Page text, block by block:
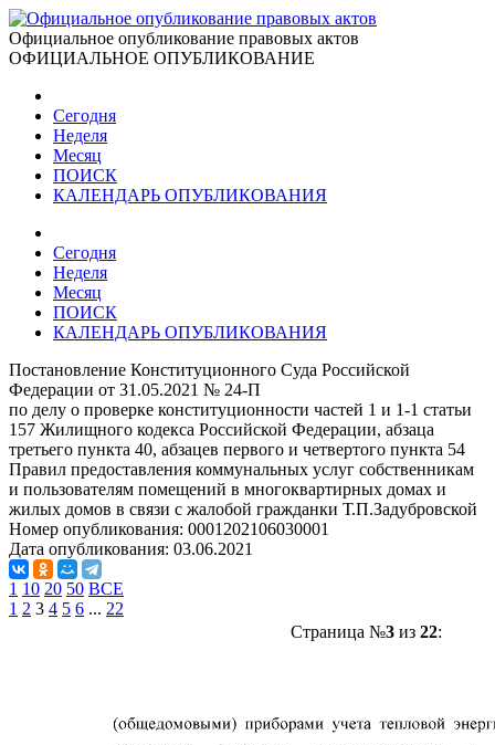
Официальное опубликование правовых актов
ОФИЦИАЛЬНОЕ ОПУБЛИКОВАНИЕ
Сегодня
Неделя
Месяц
ПОИСК
КАЛЕНДАРЬ ОПУБЛИКОВАНИЯ
Сегодня
Неделя
Месяц
ПОИСК
КАЛЕНДАРЬ ОПУБЛИКОВАНИЯ
Постановление Конституционного Суда Российской
Федерации от 31.05.2021 № 24-П
по делу о проверке конституционности частей 1 и 1-1 статьи
157 Жилищного кодекса Российской Федерации, абзаца
третьего пункта 40, абзацев первого и четвертого пункта 54
Правил предоставления коммунальных услуг собственникам
и пользователям помещений в многоквартирных домах и
жилых домов в связи с жалобой гражданки Т.П.Задубровской
Номер опубликования: 0001202106030001
Дата опубликования: 03.06.2021
1 10 20 50 ВСЕ
1 2 3 4 5 6 ... 22
Страница №3из 22: